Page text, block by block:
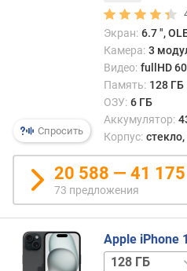
ф
и
а
я
п
а
Спросить
Экран: 6.7 ",
Камера: 3
Видео: fullHD
Память: 128 ГБ
ОЗУ: 6 ГБ
Аккумулятор:
Корпус:
20 588 — 41 175
73 предложения
Apple iPhone
256 ГБ512 ГБ